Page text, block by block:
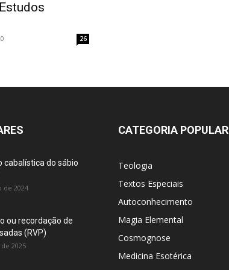
26
cabalística do sábio
de 2024
ou recordação de
(RVP)
2025
CATEGORIA POPULAR
Teologia
Textos Especiais
Autoconhecimento
Magia Elemental
Cosmognose
Medicina Esotérica